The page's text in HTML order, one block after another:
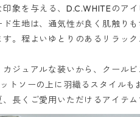
象を与える、D.C.WHITEのアイ
生地は、通気性が良く肌触り
。程よいゆとりのあるリラッ
ジュアルな装いから、クール
トソーの上に羽織るスタイルも
長くご愛用いただけるアイテム